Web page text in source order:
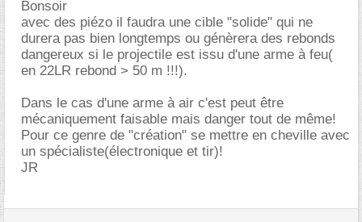
Bonsoir
avec des piézo il faudra une cible "solide" qui ne
durera pas bien longtemps ou génèrera des rebonds
dangereux si le projectile est issu d'une arme à feu(
en 22LR rebond > 50 m !!!).
Dans le cas d'une arme à air c'est peut être
mécaniquement faisable mais danger tout de même!
Pour ce genre de "création" se mettre en cheville avec
un spécialiste(électronique et tir)!
JR